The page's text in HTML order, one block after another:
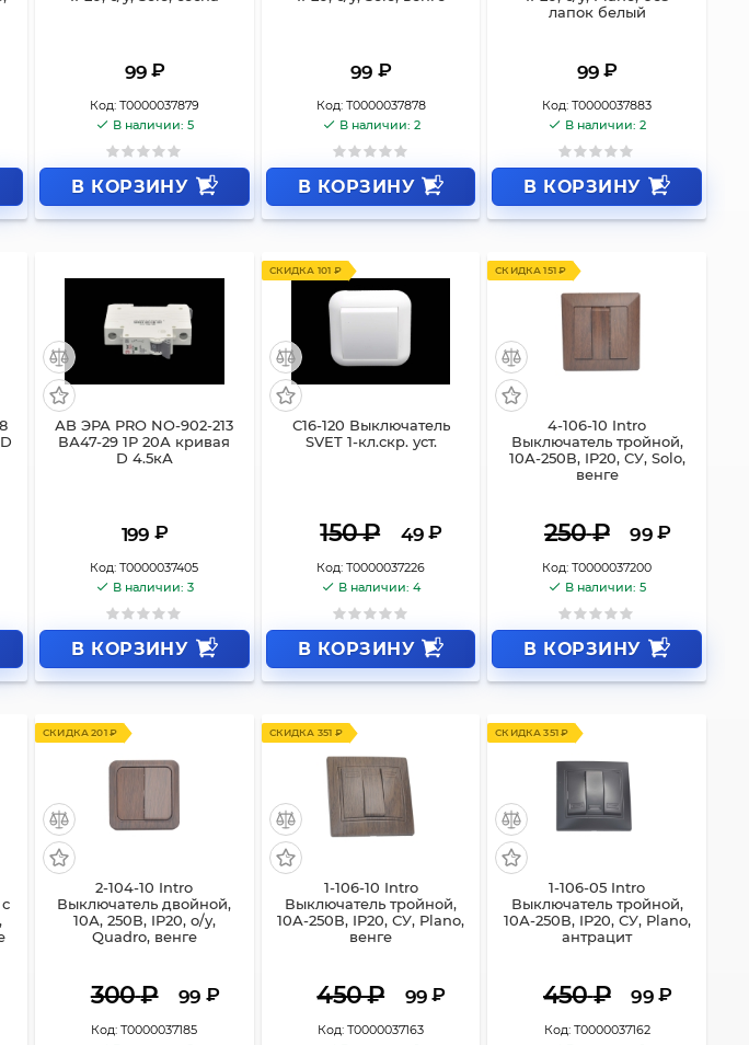
99 ₽
Код: Т0000037879
В наличии: 5
В КОРЗИНУ
99 ₽
Код: Т0000037878
В наличии: 2
В КОРЗИНУ
лапок белый
99 ₽
Код: Т0000037883
В наличии: 2
В КОРЗИНУ
АB ЭРА PRO NO-902-213
ВА47-29 1Р 20А кривая
D 4.5кА
199 ₽
Код: Т0000037405
В наличии: 3
В КОРЗИНУ
СКИДКА 101 ₽
С16-120 Выключатель
SVET 1-кл.скр. уст.
150₽ 49 ₽
Код: Т0000037226
В наличии: 4
В КОРЗИНУ
СКИДКА 151 ₽
4-106-10 Intro
Выключатель тройной,
10А-250В, IP20, СУ, Solo,
венге
250₽ 99 ₽
Код: Т0000037200
В наличии: 5
В КОРЗИНУ
2-104-10 Intro
Выключатель двойной,
10А, 250В, IP20, о/у,
Quadro, венге
300₽ 99 ₽
Код: Т0000037185
СКИДКА 351 ₽
1-106-10 Intro
Выключатель тройной,
10А-250В, IP20, СУ, Plano,
венге
450₽ 99 ₽
Код: Т0000037163
СКИДКА 351 ₽
1-106-05 Intro
Выключатель тройной,
10А-250В, IP20, СУ, Plano,
антрацит
450₽ 99 ₽
Код: Т0000037162